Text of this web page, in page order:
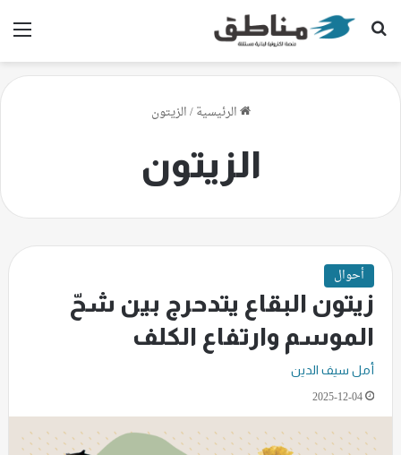
بحث عن
الرئيسية/الزيتون
الزيتون
أحوال
زيتون البقاع يتدحرج بين شحّ
الموسم وارتفاع الكلف
أمل سيف الدين
2025-12-04